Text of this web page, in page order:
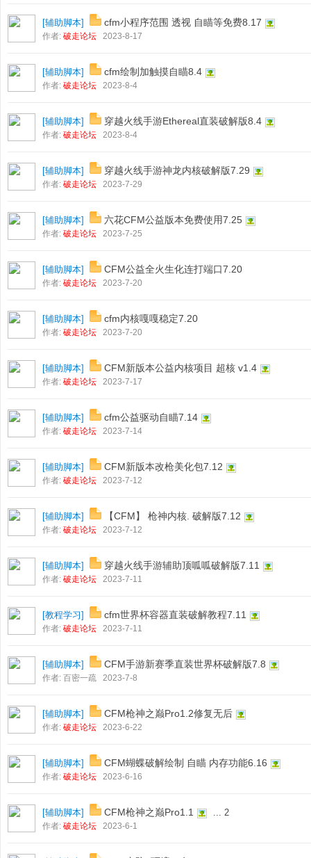
[辅助脚本] cfm小程序范围 透视 自瞄等免费8.17
作者: 破走论坛 2023-8-17
[辅助脚本] cfm绘制加触摸自瞄8.4
作者: 破走论坛 2023-8-4
[辅助脚本] 穿越火线手游Ethereal直装破解版8.4
作者: 破走论坛 2023-8-4
[辅助脚本] 穿越火线手游神龙内核破解版7.29
作者: 破走论坛 2023-7-29
[辅助脚本] 六花CFM公益版本免费使用7.25
作者: 破走论坛 2023-7-25
[辅助脚本] CFM公益全火生化连打端口7.20
作者: 破走论坛 2023-7-20
[辅助脚本] cfm内核嘎嘎稳定7.20
作者: 破走论坛 2023-7-20
[辅助脚本] CFM新版本公益内核项目 超核 v1.4
作者: 破走论坛 2023-7-17
[辅助脚本] cfm公益驱动自瞄7.14
作者: 破走论坛 2023-7-14
[辅助脚本] CFM新版本改枪美化包7.12
作者: 破走论坛 2023-7-12
[辅助脚本] 【CFM】 枪神内核. 破解版7.12
作者: 破走论坛 2023-7-12
[辅助脚本] 穿越火线手游辅助顶呱呱破解版7.11
作者: 破走论坛 2023-7-11
[教程学习] cfm世界杯容器直装破解教程7.11
作者: 破走论坛 2023-7-11
[辅助脚本] CFM手游新赛季直装世界杯破解版7.8
作者: 百密一疏 2023-7-8
[辅助脚本] CFM枪神之巅Pro1.2修复无后
作者: 破走论坛 2023-6-22
[辅助脚本] CFM蝴蝶破解绘制 自瞄 内存功能6.16
作者: 破走论坛 2023-6-16
[辅助脚本] CFM枪神之巅Pro1.1 ... 2
作者: 破走论坛 2023-6-1